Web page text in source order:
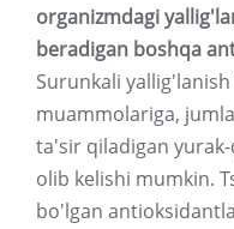
organizmdagi
beradigan boshqa
Surunkali
muammolariga,
ta'sir qiladigan
olib kelishi mumkin.
bo'lgan